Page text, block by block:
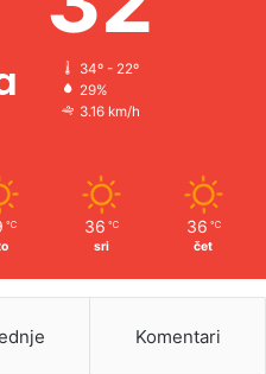
34º - 22º
29%
3.16 km/h
℃ 36 ℃
sri
36 ℃
čet
Komentari